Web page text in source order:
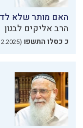
האם מותר שלא
הרב אליקים לבנון
כ כסלו התשפו (10.12.2025)